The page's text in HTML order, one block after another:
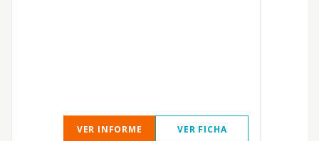
VER INFORME VER FICHA